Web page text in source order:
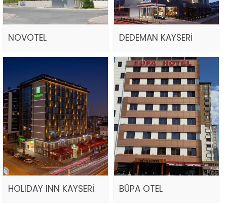
NOVOTEL DEDEMAN KAYSERİ
HOLIDAY INN KAYSERİ BÜPA OTEL